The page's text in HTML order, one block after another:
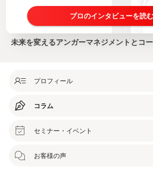
プロのインタビューを読む
未来を変えるアンガーマネジメントとコ
プロフィール
コラム
セミナー・イベント
お客様の声